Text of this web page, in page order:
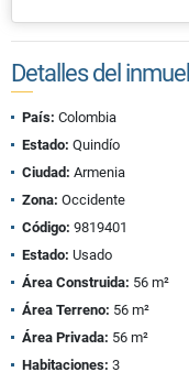
Detalles del
País: Colombia
Estado: Quindío
Ciudad: Armenia
Zona: Occidente
Código: 9819401
Estado: Usado
Área Construida: 56 m²
Área Terreno: 56 m²
Área Privada: 56 m²
Habitaciones: 3